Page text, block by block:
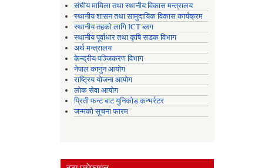
संघीय मामिला तथा स्थानीय विकास मन्त्रालय
स्थानीय शासन तथा सामुदायिक विकास कार्यक्रम
स्थानीय तहको लागि ICT ब्लग
स्थानीय पूर्वाधार तथा कृषि सडक विभाग
अर्थ मन्त्रालय
केन्द्रीय पञ्जिकरण विभाग
नेपाल कानुन आयोग
राष्ट्रिय योजना आयोग
लोक सेवा आयोग
प्रिती फन्ट बाट युनिकोड कन्भर्रटर
जन्मको सूचना फारम